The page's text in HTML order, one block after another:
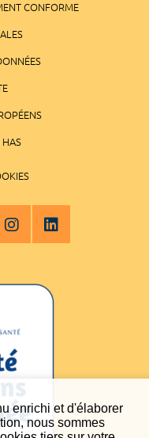
enrichi et d'élaborer
nous sommes
CONFORME
HAS